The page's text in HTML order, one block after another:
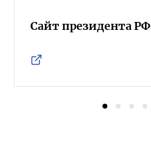
Сайт президента РФ